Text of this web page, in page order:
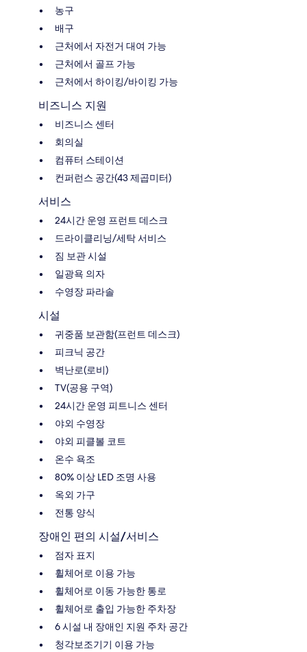
농구
배구
근처에서 자전거 대여 가능
근처에서 골프 가능
근처에서 하이킹/바이킹 가능
비즈니스 지원
비즈니스 센터
회의실
컴퓨터 스테이션
컨퍼런스 공간(43 제곱미터)
서비스
24시간 운영 프런트 데스크
드라이클리닝/세탁 서비스
짐 보관 시설
일광욕 의자
수영장 파라솔
시설
귀중품 보관함(프런트 데스크)
피크닉 공간
벽난로(로비)
TV(공용 구역)
24시간 운영 피트니스 센터
야외 수영장
야외 피클볼 코트
온수 욕조
80% 이상 LED 조명 사용
옥외 가구
전통 양식
장애인 편의 시설/서비스
점자 표지
휠체어로 이용 가능
휠체어로 이동 가능한 통로
휠체어로 출입 가능한 주차장
6 시설 내 장애인 지원 주차 공간
청각보조기기 이용 가능